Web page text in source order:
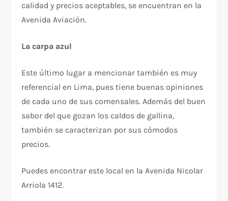
calidad y precios aceptables, se encuentran en la
Avenida Aviación.
La carpa azul
Este último lugar a mencionar también es muy
referencial en Lima, pues tiene buenas opiniones
de cada uno de sus comensales. Además del buen
sabor del que gozan los caldos de gallina,
también se caracterizan por sus cómodos
precios.
Puedes encontrar este local en la Avenida Nicolar
Arriola 1412.